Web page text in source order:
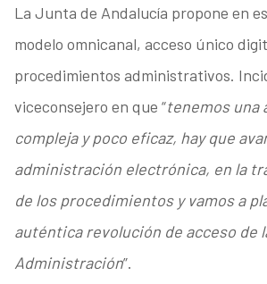
La Junta de Andalucía propone en
modelo omnicanal, acceso único
procedimientos administrativos.
viceconsejero en que “tenemos una
compleja y poco eficaz, hay que
administración electrónica, en la
de los procedimientos y vamos a
auténtica revolución de acceso de
Administración”.